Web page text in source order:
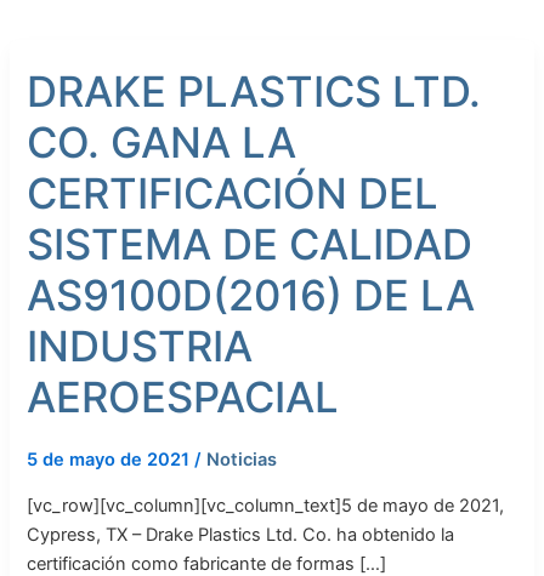
DRAKE PLASTICS LTD.
CO. GANA LA
CERTIFICACIÓN DEL
SISTEMA DE CALIDAD
AS9100D(2016) DE LA
INDUSTRIA
AEROESPACIAL
5 de mayo de 2021/ Noticias
[vc_row][vc_column][vc_column_text]5 de mayo de 2021,
Cypress, TX – Drake Plastics Ltd. Co. ha obtenido la
certificación como fabricante de formas […]
PLASTICS
LTD.
CO.
LA
CERTIFICACIÓN
DEL
SISTEMA
DE
CALIDAD
DE
INDUSTRIA